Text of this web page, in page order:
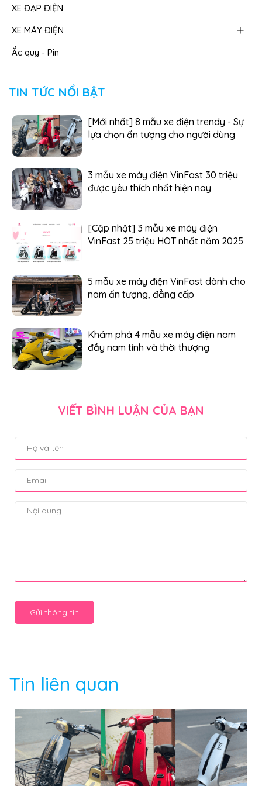
XE ĐẠP ĐIỆN
XE MÁY ĐIỆN
Ắc quy - Pin
TIN TỨC NỔI BẬT
[Mới nhất] 8 mẫu xe điện trendy - Sự
lựa chọn ấn tượng cho người dùng
3 mẫu xe máy điện VinFast 30 triệu
được yêu thích nhất hiện nay
[Cập nhật] 3 mẫu xe máy điện
VinFast 25 triệu HOT nhất năm 2025
5 mẫu xe máy điện VinFast dành cho
nam ấn tượng, đẳng cấp
Khám phá 4 mẫu xe máy điện nam
đầy nam tính và thời thượng
VIẾT BÌNH LUẬN CỦA BẠN
Gửi thông tin
Tin liên quan